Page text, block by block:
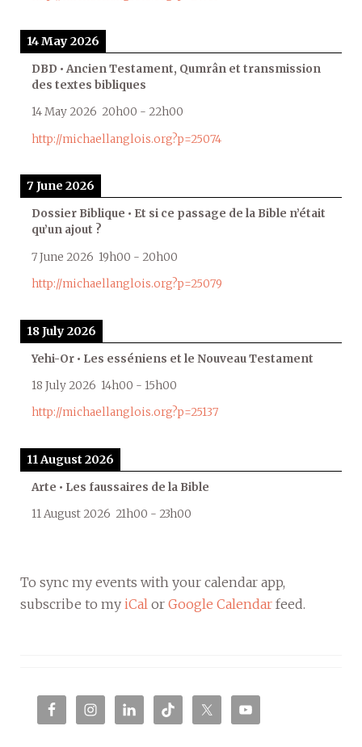
14 May 2026
DBD • Ancien Testament, Qumrân et transmission
des textes bibliques
14 May 2026 20h00 - 22h00
http://michaellanglois.org?p=25074
7 June 2026
Dossier Biblique • Et si ce passage de la Bible n’était
qu’un ajout ?
7 June 2026 19h00 - 20h00
http://michaellanglois.org?p=25079
18 July 2026
Yehi-Or • Les esséniens et le Nouveau Testament
18 July 2026 14h00 - 15h00
http://michaellanglois.org?p=25137
11 August 2026
Arte • Les faussaires de la Bible
11 August 2026 21h00 - 23h00
To sync my events with your calendar app,
subscribe to my iCal or Google Calendar feed.